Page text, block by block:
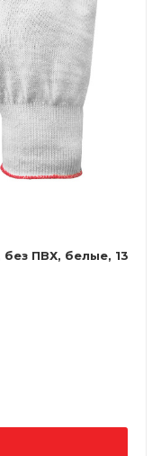
ПВХ, белые, 13